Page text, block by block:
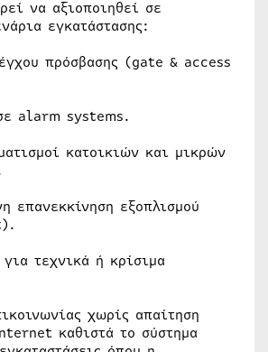
να αξιοποιηθεί σε
εγκατάστασης:
πρόσβασης (gate & access
alarm systems.
κατοικιών και μικρών
επανεκκίνηση εξοπλισμού
για τεχνικά ή κρίσιμα
χωρίς απαίτηση
καθιστά το σύστημα